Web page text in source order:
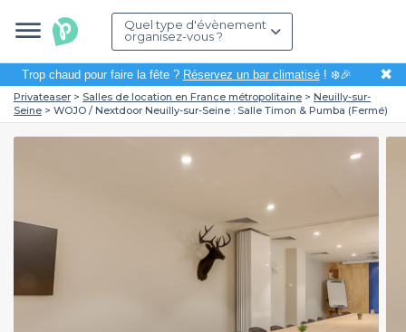
Quel type d'évènement
organisez-vous ?
Trop chaud pour faire la fête ? Réservez un bar climatisé! ❄️🎉 ✖
Privateaser Salles de location en France métropolitaine
Neuilly-sur-
Seine
WOJO / Nextdoor Neuilly-sur-Seine : Salle Timon & Pumba (Fermé)